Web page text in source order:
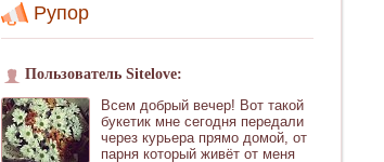
Рупор
Пользователь Sitelove:
Всем добрый вечер! Вот такой
букетик мне сегодня передали
через курьера прямо домой, от
парня который живёт от меня